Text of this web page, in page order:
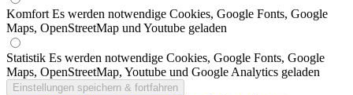
Komfort Es werden notwendige Cookies, Google Fonts, Google
Maps, OpenStreetMap und Youtube geladen
Statistik Es werden notwendige Cookies, Google Fonts, Google
Maps, OpenStreetMap, Youtube und Google Analytics geladen